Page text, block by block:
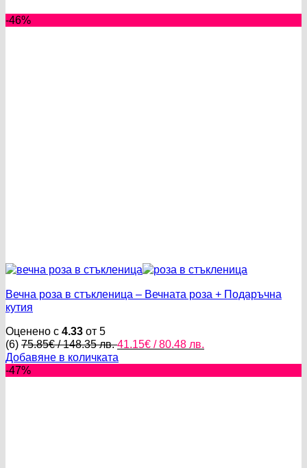
-46%
Вечна роза в стъкленица – Вечната роза + Подаръчна
кутия
Оценено с 4.33 от 5
(6) 75.85€/ 148.35 лв.Original
price
41.15€ / 80.48 лв.
Добавяне в количката
-47%